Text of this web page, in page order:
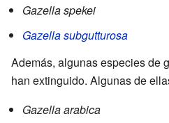
Gazella spekei
Gazella subgutturosa
Además, algunas especies de
han extinguido. Algunas de
Gazella arabica